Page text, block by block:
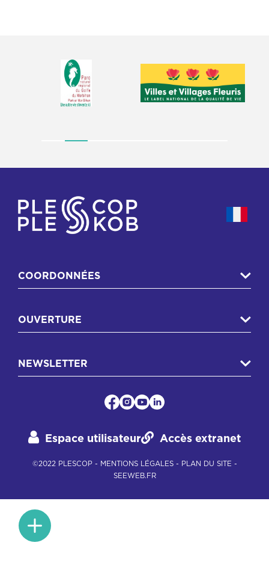
COORDONNÉES
OUVERTURE
NEWSLETTER
Espace utilisateur Accès extranet
©2022 PLESCOP - MENTIONS LÉGALES- PLAN DU SITE -
SEEWEB.FR